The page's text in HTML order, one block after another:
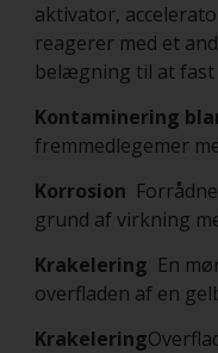
aktivator,
reagerer med et
belægning til at
Kontaminering
fremmedlegemer
Korrosion
grund af virkning
Krakelering En
overfladen af en
Krakelering